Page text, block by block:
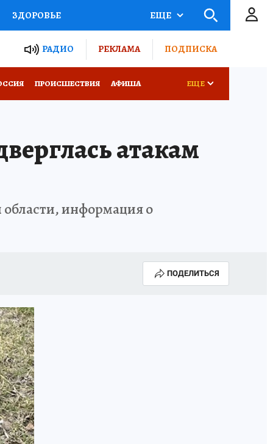
ЗДОРОВЬЕ
РОССИИ
ЕЩЕ
РАДИО РЕКЛАМА ПОДПИСКА
ПРОИСШЕСТВИЯ АФИША ЕЩЕ
атакам
области, информация о
ПОДЕЛИТЬСЯ